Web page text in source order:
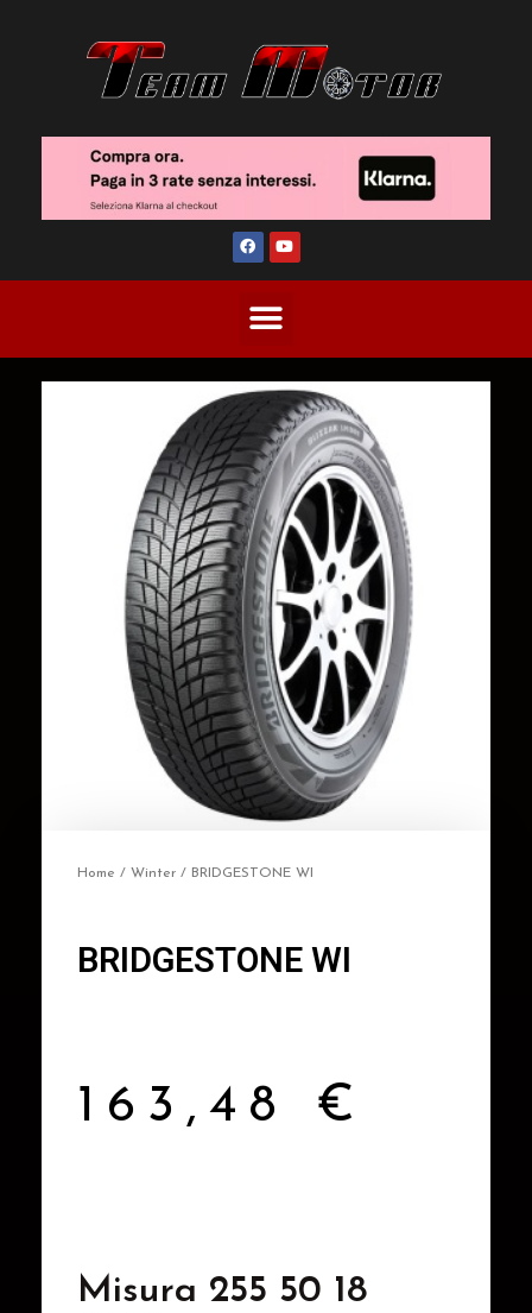
Home / Winter / BRIDGESTONE WI
BRIDGESTONE WI
163,48 €
Misura 255 50 18